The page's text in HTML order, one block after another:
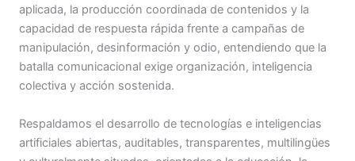
aplicada, la producción coordinada de contenidos y la
capacidad de respuesta rápida frente a campañas de
manipulación, desinformación y odio, entendiendo que la
batalla comunicacional exige organización, inteligencia
colectiva y acción sostenida.
Respaldamos el desarrollo de tecnologías e inteligencias
artificiales abiertas, auditables, transparentes, multilingües